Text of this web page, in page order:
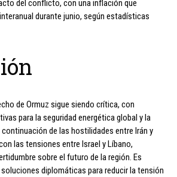
del conflicto, con una inflación que
durante junio, según estadísticas
de Ormuz sigue siendo crítica, con
para la seguridad energética global y la
de las hostilidades entre Irán y
las tensiones entre Israel y Líbano,
sobre el futuro de la región. Es
diplomáticas para reducir la tensión